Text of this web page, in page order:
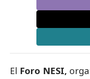
El Foro NESI,